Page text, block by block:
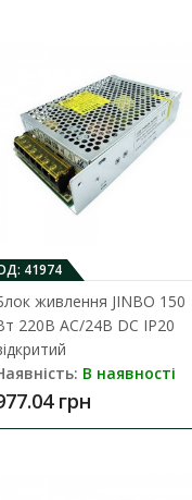
12100K (14125)
41974
живлення JINBO 150
220В AC/24В DC IP20
В наявності
грн